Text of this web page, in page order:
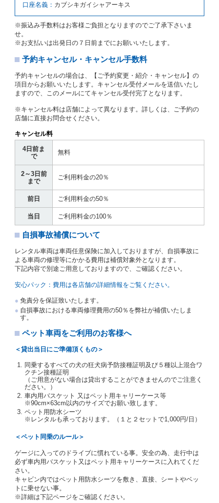
第６条（免責）
が締結されなかったことについて、第４条及び第５条
とします。
第３章／貸 渡 し
第７条（貸渡契約の締結）
借受人は第２条第１項に定める借受条件を明示し、当
貸渡契約を締結するものとします。ただし、貸し渡す
ことができるレンタカーがない場合又は借受人若しく
は運転者が第８条第１項若しくは第２項各号のいずれ
かに該当する場合を除きます。
貸渡契約を締結した場合、借受人は当社に第１0条第
１項に定める貸渡料金を支払うものとします。
運転者の義務と定められた事項を遵守するものとしま
す。
当社は、監督官庁の基本通達（注１）に基づき、貸渡
運転者の氏名、住所、運転免許の種類及び運転免許証
写しを添付するため、貸渡契約の締結にあたり、借受
人に対し、借受人の指定する運転者（以下「運転者」
といいます。）の運転免許証の提示を求めるほか、そ
の写しの提出を求めることがあります。この場合、借
受人は、自己が運転者であるときは自己の運転免許証
の運転免許証を提示するものとします。
交通局長通達「レンタカーに関する基本通達」（自
旅第138号 平成7年6月13日）の２．(10)及び(11)の
注２）運転免許証とは、道路交通法第９２条に規定
される運転免許証のうち、道路交通法施行規則第１
９条別記様式第１４の書式の運転免許証をいいま
す。
当社は、貸渡契約の締結にあたり、借受人及び運転者
に対し、運転免許証のほかに本人確認ができる書類の
提示を求め、及び提出された書類の写しをとることが
あります。
当社は、貸渡契約の締結にあたり、借受期間中に借受
人及び運転者と連絡するための携帯電話番号等の告知
を求めます。
レジットカード若しくは現金による支払いを求め、又
借受人は契約後の借受期間の延長はできないものとし
ます。
当社は、借受人又は運転者が前3項に従わない場合
は、貸渡契約の締結を拒絶するとともに、予約を取消
すことができるものとします。なお、この場合の予約
口座名義： カブシキガイシャアーキス
※振込み手数料はお客様ご負担となりますのでご了承下さいま
せ。
※お支払いは出発日の７日前までにお願いいたします。
予約キャンセル・キャンセル手数料
予約キャンセルの場合は、【ご予約変更・紹介・キャンセル】の
項目からお願いいたします。キャンセル受付メールを送信いたし
ますので、このメールにてキャンセル受付完了となります。
※キャンセル料は店舗によって異なります。詳しくは、ご予約の
店舗に直接お問合せください。
キャンセル料
4日前ま
で
無料
2～3日前
まで
ご利用料金の20％
前日 ご利用料金の50％
当日 ご利用料金の100％
自損事故補償について
レンタル車両は車両任意保険に加入しておりますが、自損事故に
よる車両の修理等にかかる費用は補償対象外となります。
下記内容で別途ご用意しておりますので、ご確認ください。
安心パック：費用は各店舗の詳細情報をご覧ください。
免責分を保証致いたします。
自損事故における車両修理費用の50％を弊社が補償いたしま
す。
ペット車両をご利用のお客様へ
＜貸出当日にご準備頂くもの＞
同乗するすべての犬の狂犬病予防接種証明及び５種以上混合ワ
クチン接種証明
（ご用意がない場合は貸出することができませんのでご注意く
ださい。）
車内用バスケット 又はペット用キャリーケース等
※90cm×63cm以内のサイズでお願い致します。
ペット用防水シーツ
※レンタルも承っております。（１と２セットで1,000円/日）
＜ペット同乗のルール＞
ゲージに入ってのドライブに慣れている事。安全の為、走行中は
必ず車内用バスケット又はペット用キャリーケースに入れてくだ
さい。
キャビン内ではペット用防水シーツを敷き、直接、シートやベッ
トに乗せない事。
※詳細は下記ページをご確認ください。